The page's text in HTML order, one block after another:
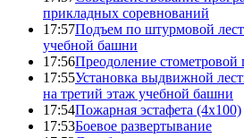
прикладных соревнований
17:57Подъем по штурмовой
учебной башни
17:56Преодоление стометровой
17:55Установка выдвижной
на третий этаж учебной башни
17:54Пожарная эстафета (4x100)
17:53Боевое развертывание